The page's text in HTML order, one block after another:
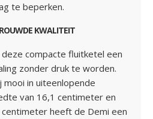
te beperken.
KWALITEIT
compacte fluitketel een
zonder druk te worden.
mooi in uiteenlopende
van 16,1 centimeter en
heeft de Demi een